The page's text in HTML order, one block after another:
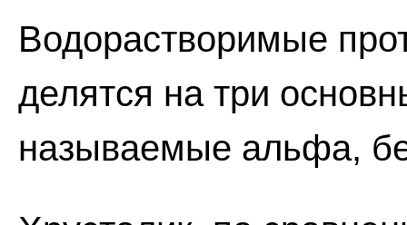
Водорастворимые
делятся на три
называемые альфа,